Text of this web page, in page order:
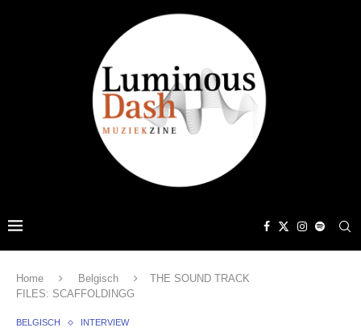
Home Belgisch
THE SOUND TRACK
FILES: SCAFFOLDINGG
BELGISCH INTERVIEW